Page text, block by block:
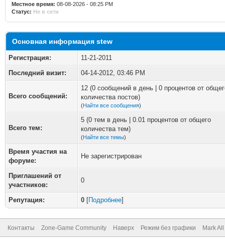
Местное время: 08-08-2026 - 08:25 PM
Статус: Не в сети
Основная информация stew
Регистрация:
11-21-2011
Последний визит:
04-14-2012, 03:46 PM
Всего сообщений:
12 (0 сообщений в день | 0 процентов от
количества постов)
(Найти все сообщения)
Всего тем:
5 (0 тем в день | 0.01 процентов от общего
количества тем)
(Найти все темы)
Время участия на
форуме:
Не зарегистрирован
Приглашений от
участников:
0
Репутация: 0 [Подробнее]
Контакты Zone-Game Community Наверх Режим без графики Mark